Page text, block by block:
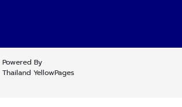
Powered By
Thailand YellowPages